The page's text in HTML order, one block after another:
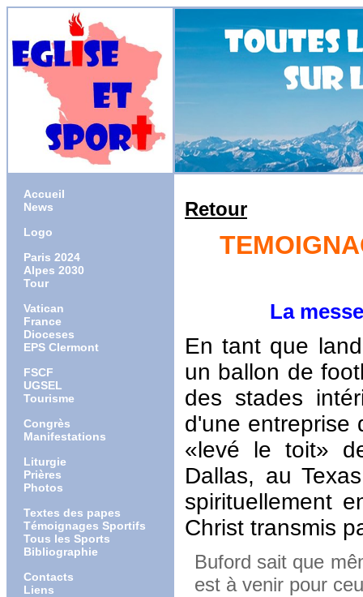
Accueil
News
Logo
Paris 2024
Alpes 2030
Tour
Vatican
France
Dioceses
EPS Clermont
FSCF
UGSEL
Tourisme
Congrès
Manifestations
Liturgie
Prières
Photos
Textes des papes
Témoignages Sportifs
Tous les Sports
Bibliographie
Contacts
Liens
Retour
La messe
En tant que
un ballon de
des stades
d'une entreprise
«levé le toit»
Dallas, au
spirituellement
Christ transmis
Buford sait que
est à venir pour